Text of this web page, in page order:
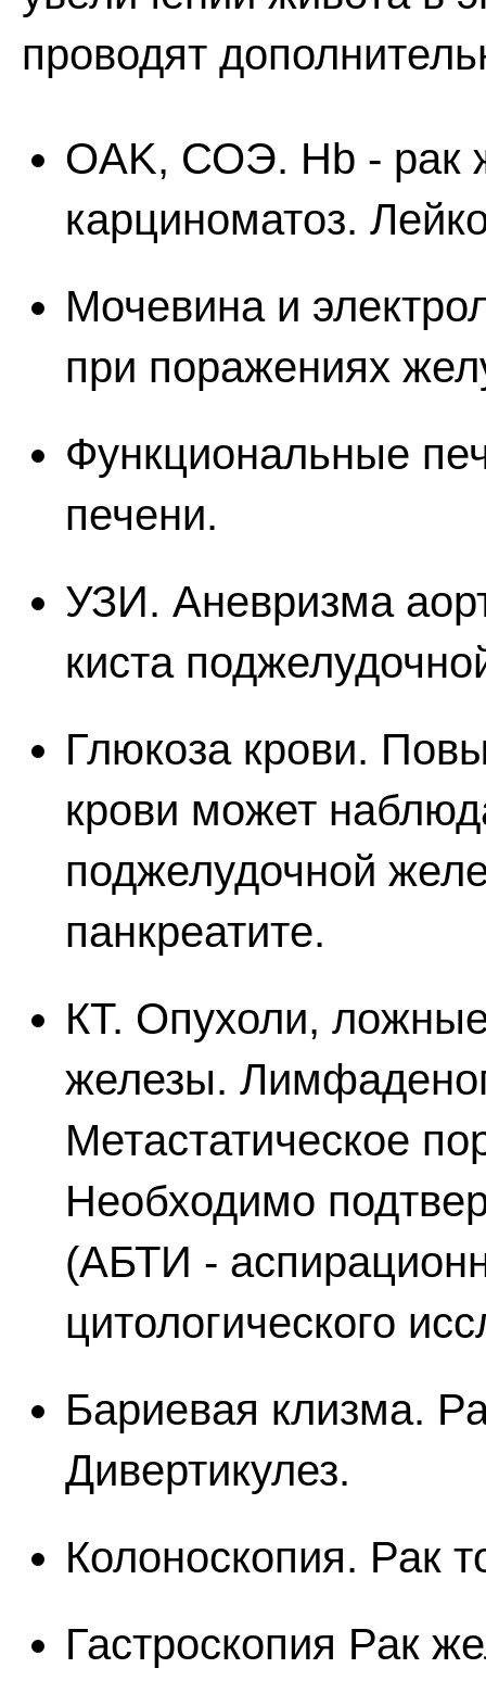
проводят
OAK, СОЭ. Hb - рак
карциноматоз.
Мочевина и
при поражениях
Функциональные
печени.
УЗИ. Аневризма
киста
Глюкоза крови.
крови может
поджелудочной
панкреатите.
КТ. Опухоли,
железы.
Метастатическое
Необходимо
(АБТИ -
цитологического
Бариевая клизма.
Дивертикулез.
Колоноскопия. Рак
Гастроскопия Рак